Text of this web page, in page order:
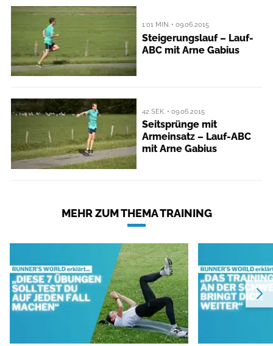
1:01 MIN. • 09.06.2015
Steigerungslauf – Lauf-
ABC mit Arne Gabius
42 SEK. • 09.06.2015
Seitsprünge mit
Armeinsatz – Lauf-ABC
mit Arne Gabius
MEHR ZUM THEMA TRAINING